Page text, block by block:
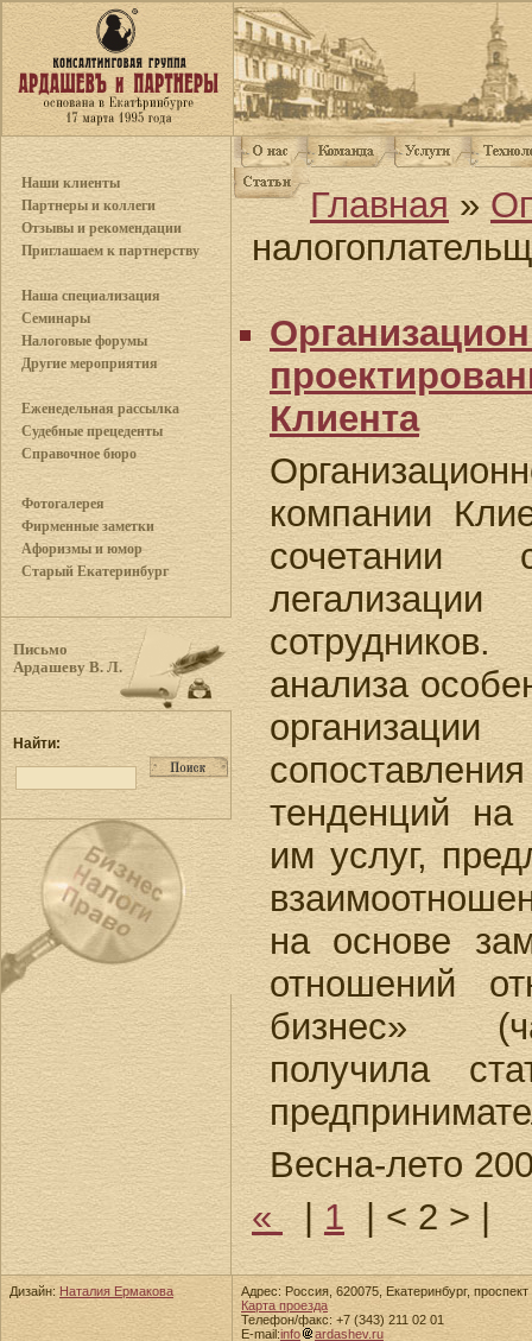
Наши клиенты
Партнеры и коллеги
Отзывы и рекомендации
Приглашаем к партнерству
Наша специализация
Семинары
Налоговые форумы
Другие мероприятия
Еженедельная рассылка
Судебные прецеденты
Справочное бюро
Фотогалерея
Фирменные заметки
Афоризмы и юмор
Старый Екатеринбург
Письмо
Ардашеву В. Л.
Найти:
Главная»
Клиента
компании
сочетании
анализа
тенденций на
им услуг,
на основе
отношений
бизнес»
получила
Весна-лето
«| 1 |< 2 >|
Дизайн: Наталия Ермакова
Адрес: Россия, 620075, Екатеринбург,
Карта проезда
Телефон/факс: +7 (343) 211 02 01
E-mail:info
ardashev.ru